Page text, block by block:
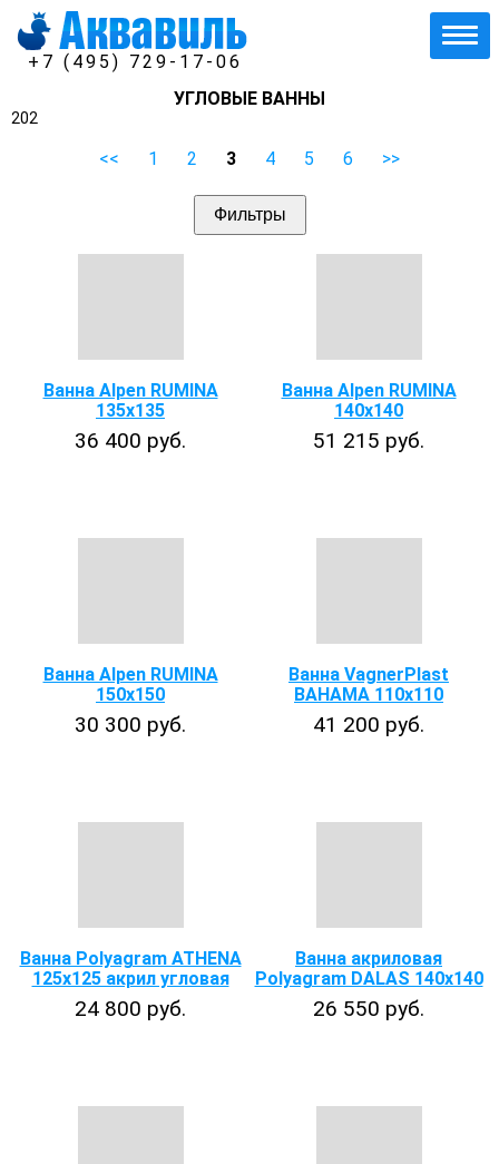
+7 (495) 729-17-06
УГЛОВЫЕ ВАННЫ
202
<< 1 2 3 4 5 6 >>
Фильтры
Ванна Alpen RUMINA
135x135
36 400 руб.
Ванна Alpen RUMINA
140x140
51 215 руб.
Ванна Alpen RUMINA
150x150
30 300 руб.
Ванна VagnerPlast
BAHAMA 110x110
41 200 руб.
Ванна Polyagram ATHENA
125x125 акрил угловая
24 800 руб.
Ванна акриловая
Polyagram DALAS 140х140
26 550 руб.